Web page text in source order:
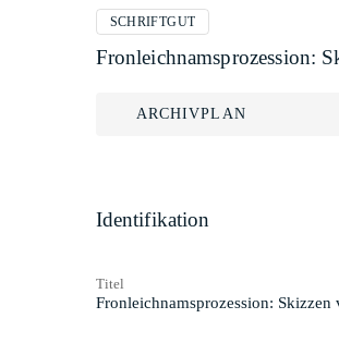
SCHRIFTGUT
Fronleichnamsprozession:
ARCHIVPLAN
Identifikation
Titel
Fronleichnamsprozession: